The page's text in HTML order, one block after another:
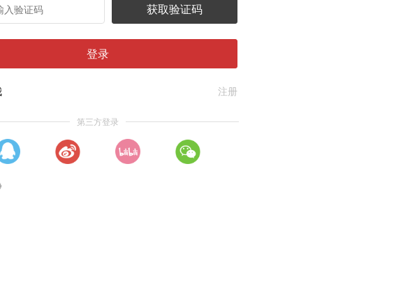
获取验证码
登录
注册
第三方登录